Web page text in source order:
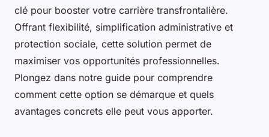
clé pour booster votre carrière transfrontalière.
Offrant flexibilité, simplification administrative et
protection sociale, cette solution permet de
maximiser vos opportunités professionnelles.
Plongez dans notre guide pour comprendre
comment cette option se démarque et quels
avantages concrets elle peut vous apporter.